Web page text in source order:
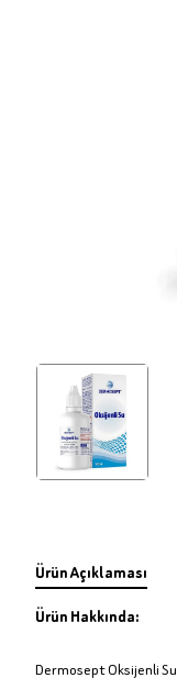
Ürün Açıklaması
Ürün Hakkında:
Dermosept Oksijenli